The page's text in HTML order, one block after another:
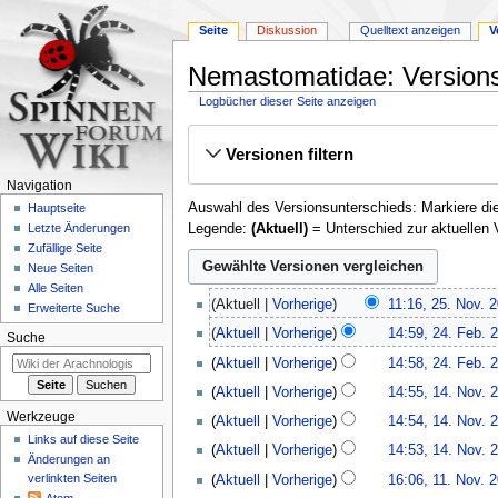
Nemastomatidae:
Logbücher dieser Seite anzeigen
Navigation
SucheVersionen filtern
Auswahl des Versionsunterschieds: Markiere
Legende: (Aktuell)= Unterschied zur aktuellen
November
2010
Aktuell Vorherige 11:16, 25. Nov.
K
e
i
n
B
e
a
24.
Februar
2010
Aktuell Vorherige 14:59, 24. Feb.
K
e
i
n
B
e
Aktuell Vorherige 14:58, 24. Feb.
2009
Aktuell Vorherige 14:55, 14. Nov.
K
e
i
n
Aktuell Vorherige 14:54, 14. Nov.
Aktuell
Vorherige 14:53, 14. Nov.
Aktuell Vorherige 16:06, 11. Nov.
Seite Diskussion Quelltext anzeigen
Navigation
Hauptseite
Letzte Änderungen
Zufällige Seite
Neue Seiten
Alle Seiten
Erweiterte Suche
Suche
Werkzeuge
Links auf diese Seite
Änderungen an
verlinkten Seiten